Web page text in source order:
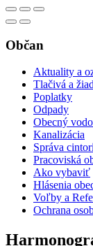
Občan
Aktuality a
Tlačivá a
Poplatky
Odpady
Obecný
Kanalizácia
Správa
Pracoviská
Ako vybaviť
Hlásenia
Voľby a
Ochrana